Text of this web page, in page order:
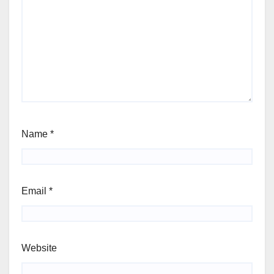
Name *
Email *
Website